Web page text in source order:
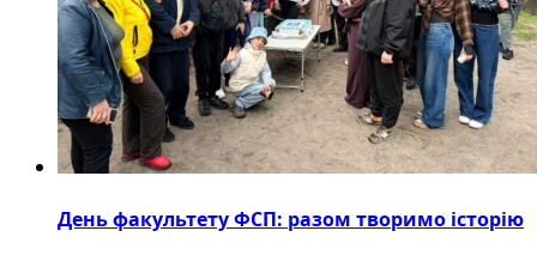
День факультету ФСП: разом творимо історію